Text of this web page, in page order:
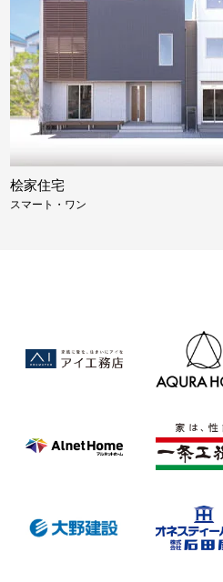
桧家住宅
スマート・ワン